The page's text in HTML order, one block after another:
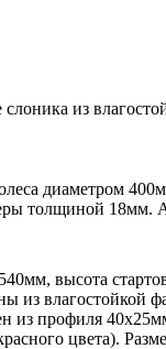
из
диаметром
толщиной 18мм.
высота
из
из профиля
цвета).